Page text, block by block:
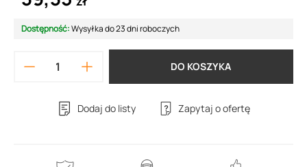
Dostępność:Wysyłka do 23 dni roboczych
DO KOSZYKA
Dodaj do listy Zapytaj o ofertę